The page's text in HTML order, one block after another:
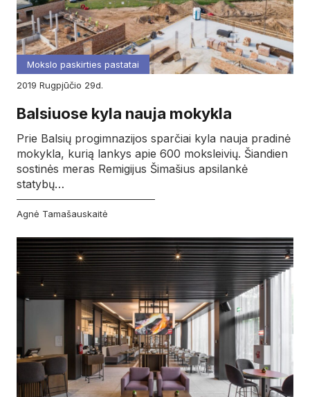
Mokslo paskirties pastatai
2019
rugpjūčio 29d.
Balsiuose kyla nauja mokykla
Prie Balsių progimnazijos sparčiai kyla nauja pradinė
mokykla, kurią lankys apie 600 moksleivių. Šiandien
sostinės meras Remigijus Šimašius apsilankė
statybų…
Agnė Tamašauskaitė